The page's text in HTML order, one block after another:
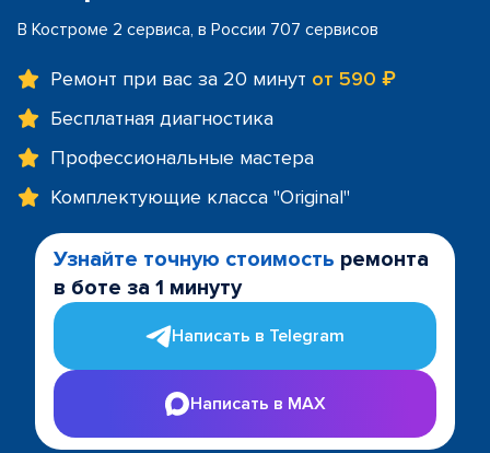
В Костроме 2 сервиса, в России 707 сервисов
Ремонт при вас за 20 минут от 590 ₽
Бесплатная диагностика
Профессиональные мастера
Комплектующие класса "Original"
Узнайте точную стоимость ремонта
в боте за 1 минуту
Написать в Telegram
Написать в MAX